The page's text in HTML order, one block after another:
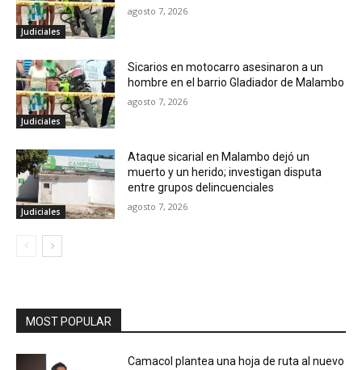
Judiciales
agosto 7, 2026
Judiciales
Sicarios en motocarro asesinaron a un
hombre en el barrio Gladiador de Malambo
agosto 7, 2026
Judiciales
Ataque sicarial en Malambo dejó un
muerto y un herido; investigan disputa
entre grupos delincuenciales
agosto 7, 2026
MOST POPULAR
Camacol plantea una hoja de ruta al nuevo